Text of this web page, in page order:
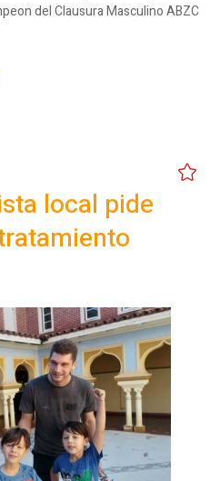
del Clausura Masculino ABZC
local pide